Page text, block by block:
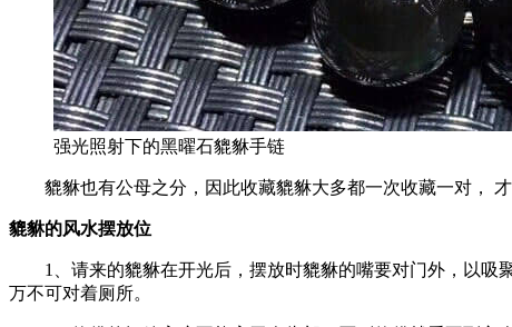
强光照射下的黑曜石貔貅手链
貔貅也有公母之分，因此收藏貔貅大多都一次收藏一对， 才
貔貅的风水摆放位
1、请来的貔貅在开光后，摆放时貔貅的嘴要对门外，以吸聚
万不可对着厕所。